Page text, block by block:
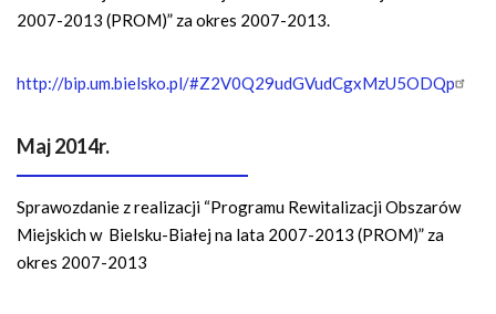
2007-2013 (PROM)” za okres 2007-2013.
http://bip.um.bielsko.pl/#Z2V0Q29udGVudCgxMzU5ODQp
Maj 2014r.
Sprawozdanie z realizacji “Programu Rewitalizacji Obszarów
Miejskich w Bielsku-Białej na lata 2007-2013 (PROM)” za
okres 2007-2013